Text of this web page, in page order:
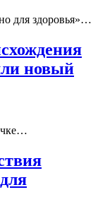
для здоровья»…
новый